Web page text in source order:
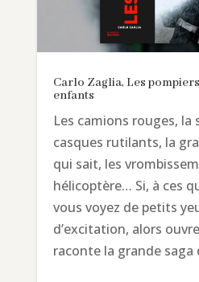
Carlo Zaglia, Les
enfants
Les camions rouges, la
casques rutilants, la
qui sait, les
hélicoptère… Si, à ces
vous voyez de petits
d’excitation, alors
raconte la grande saga